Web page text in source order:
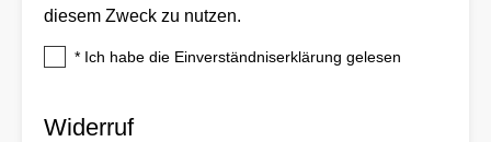
diesem Zweck zu nutzen.
* Ich habe die Einverständniserklärung gelesen
Widerruf